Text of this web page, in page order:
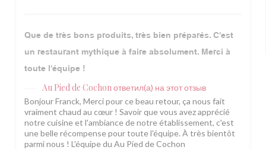
Que de très bons produits, très bien préparés. C'est
un restaurant mythique à faire absolument. Merci à
toute l'équipe !
Au Pied de Cochonответил(а) на этот отзыв
Bonjour Franck, Merci pour ce beau retour, ça nous fait
vraiment chaud au cœur ! Savoir que vous avez apprécié
notre cuisine et l'ambiance de notre établissement, c'est
une belle récompense pour toute l'équipe. À très bientôt
parmi nous ! L'équipe du Au Pied de Cochon